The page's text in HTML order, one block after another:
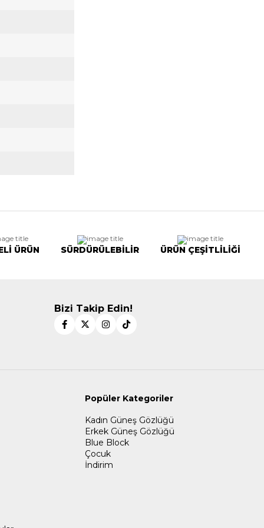
ÜRÜN SÜRDÜRÜLEBİLİR ÜRÜN ÇEŞİTLİLİĞİ
Bizi Takip Edin!
Popüler Kategoriler
Kadın Güneş Gözlüğü
Erkek Güneş Gözlüğü
Blue Block
Çocuk
İndirim